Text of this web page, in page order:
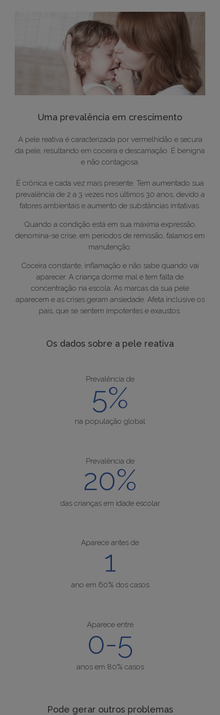
Uma prevalência em crescimento
A pele reativa é caracterizada por vermelhidão e secura
da pele, resultando em coceira e descamação. É benigna
e não contagiosa.
É crônica e cada vez mais presente. Tem aumentado sua
prevalência de 2 a 3 vezes nos últimos 30 anos, devido a
fatores ambientais e aumento de substâncias irritativas.
Quando a condição está em sua máxima expressão,
denomina-se crise, em períodos de remissão, falamos em
manutenção.
Coceira constante, inflamação e não sabe quando vai
aparecer. A criança dorme mal e tem falta de
concentração na escola. As marcas da sua pele
aparecem e as crises geram ansiedade. Afeta inclusive os
pais, que se sentem impotentes e exaustos.
Os dados sobre a pele reativa
Prevalência de
5%
na população global
Prevalência de
20%
das crianças em idade escolar
Aparece antes de
1
ano em 60% dos casos
Aparece entre
0-5
anos em 80% casos
Pode gerar outros problemas